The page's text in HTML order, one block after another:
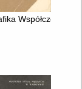
Współczesna